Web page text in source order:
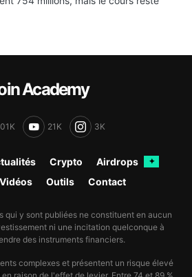
Academy
21K 3K
Crypto Airdrops ✦
Vidéos Outils Contact
qui y sont publiées ne constituent en aucun
ni une incitation quelconque à
des instruments financiers.
complexes et présentent un risque élevé